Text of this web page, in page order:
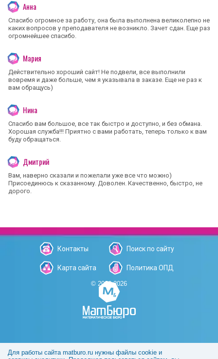
Анна
Спасибо огромное за работу, она была выполнена великолепно не
каких вопросов у преподавателя не возникло. Зачет сдан. Еще раз
огромнейшее спасибо.
Мария
Действительно хороший сайт! Не подвели, все выполнили
вовремя и даже больше, чем я указывала в заказе. Еще не раз к
вам обращусь)
Нина
Спасибо вам большое, все так быстро и доступно, и без обмана.
Хорошая служба!!! Приятно с вами работать, теперь только к вам
буду обращаться.
Дмитрий
Вам, наверно сказали и пожелали уже все что можно)
Присоединюсь к сказанному. Доволен. Качественно, быстро, не
дорого.
Контакты Поиск по сайту
Карта сайта Политика ОПД
© 2006-2026
Для работы сайта matburo.ru нужны файлы cookie и